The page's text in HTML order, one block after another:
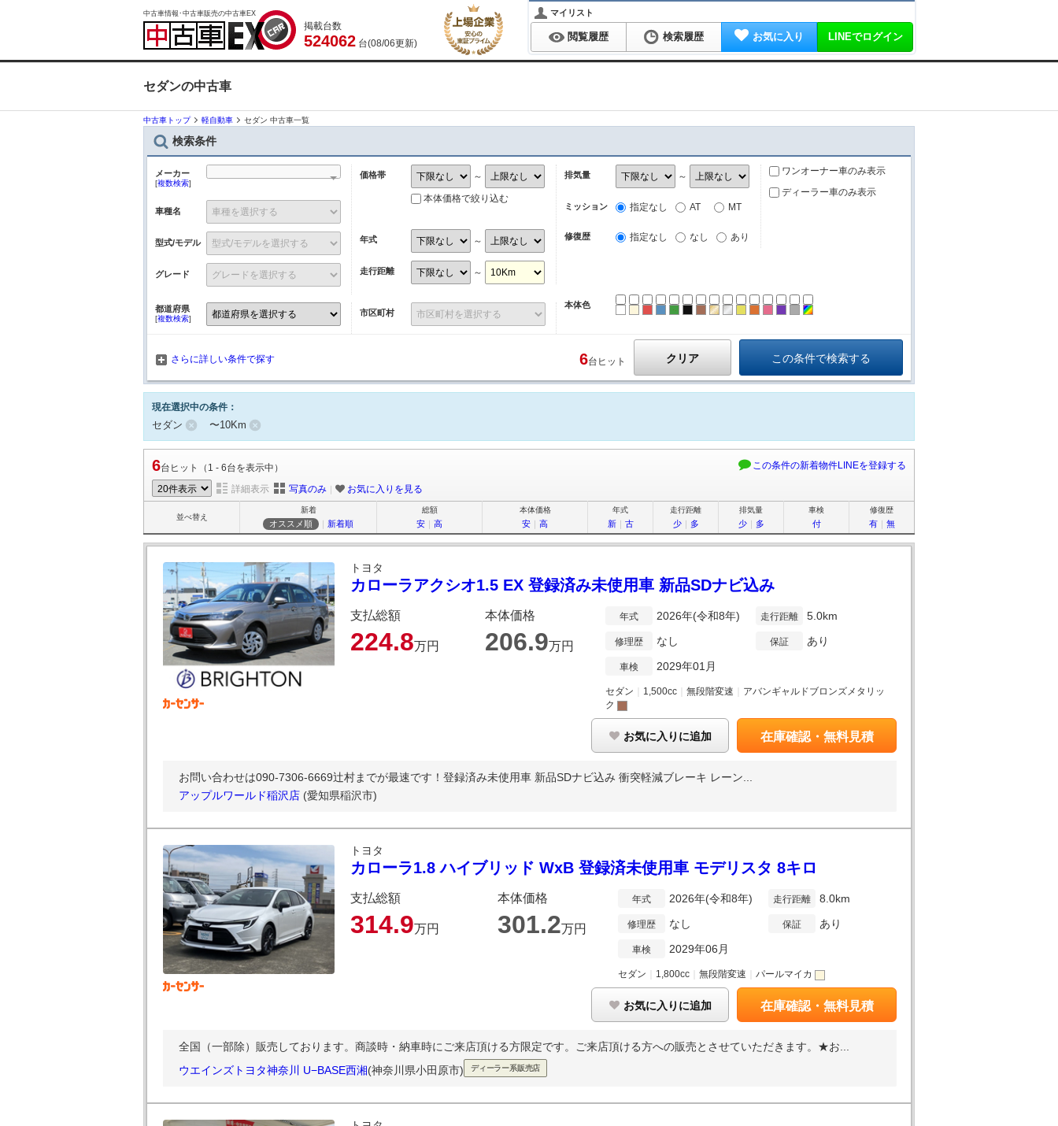
中古車情報･中古車販売の中古車EX
掲載台数
524062 台(08/06更新)
マイリスト
閲覧履歴 検索履歴 お気に入り LINEでログイン
セダンの中古車
中古車トップ 軽自動車 セダン 中古車一覧
検索条件
メーカー
[複数検索]
車種名
型式/モデル
グレード
価格帯 ～
本体価格で絞り込む
年式 ～
走行距離 ～
排気量 ～
ミッション 指定なし AT MT
修復歴 指定なし なし あり
ワンオーナー車のみ表示
ディーラー車のみ表示
都道府県
[複数検索]
市区町村
本体色
レッドブルーグリーン
ブラック
ブラウンゴールド パープル
グレー
さらに詳しい条件で探す クリア
6台ヒット
現在選択中の条件：
セダン 〜10Km
6台ヒット（1 - 6台を表示中） この条件の新着物件LINEを登録する
詳細表示 写真のみ ｜ お気に入りを見る
並べ替え
新着
オススメ順 ｜ 新着順
総額
安 ｜ 高
本体価格
安 ｜ 高
年式
新｜ 古
走行距離
少｜ 多
排気量
少｜ 多
車検
付
修復歴
有｜ 無
トヨタ
カローラアクシオ1.5 EX 登録済み未使用車 新品SDナビ込み
支払総額
224.8万円
本体価格
206.9万円
年式 2026年(令和8年)
修理歴 なし
車検 2029年01月
走行距離 5.0km
保証 あり
セダン 1,500cc｜ 無段階変速
アバンギャルドブロンズメタリッ
ク
お気に入りに追加 在庫確認・無料見積
お問い合わせは090-7306-6669辻村までが最速です！登録済み未使用車 新品SDナビ込み 衝突軽減ブレーキ レーン...
アップルワールド稲沢店 (愛知県稲沢市)
トヨタ
カローラ1.8 ハイブリッド WxB 登録済未使用車 モデリスタ 8キロ
支払総額
314.9万円
本体価格
301.2万円
年式 2026年(令和8年)
修理歴 なし
車検 2029年06月
走行距離 8.0km
保証 あり
セダン 1,800cc 無段階変速 パールマイカ
お気に入りに追加 在庫確認・無料見積
全国（一部除）販売しております。商談時・納車時にご来店頂ける方限定です。ご来店頂ける方への販売とさせていただきます。★お...
ウエインズトヨタ神奈川 U−BASE西湘(神奈川県小田原市) ディーラー系販売店